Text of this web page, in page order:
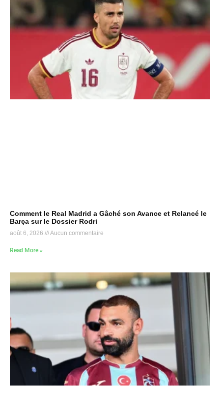
Comment le Real Madrid a Gâché son Avance et Relancé le
Barça sur le Dossier Rodri
août 6, 2026 Aucun commentaire
Read More »